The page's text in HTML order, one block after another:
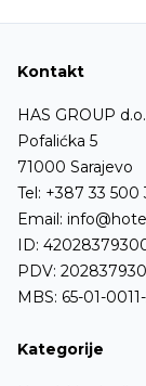
Kontakt
HAS GROUP
Pofalićka 5
71000 Sarajevo
Tel: +387 33 500
Email:
ID:
PDV:
MBS: 65-01-0011-
Kategorije